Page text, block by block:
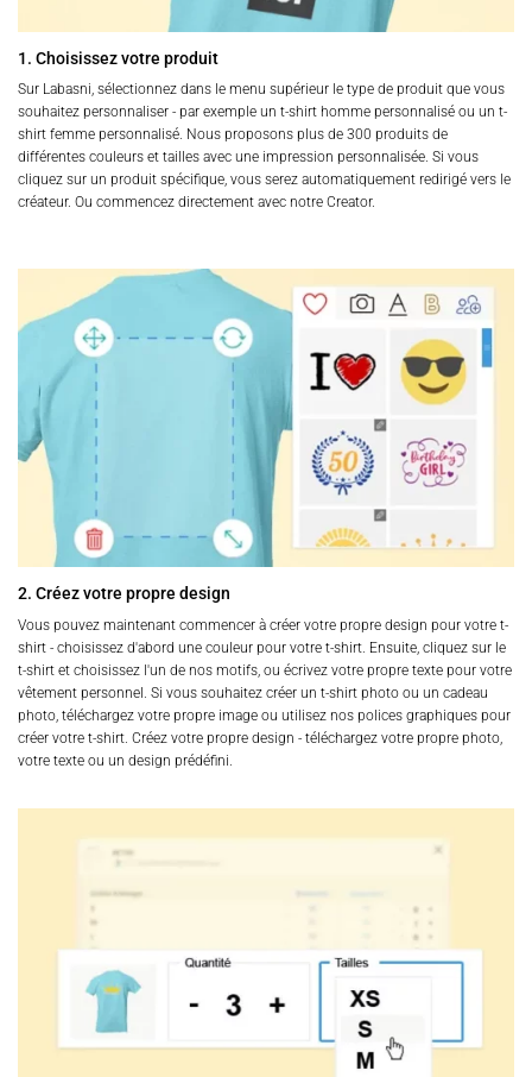
1. Choisissez votre produit
Sur Labasni, sélectionnez dans le menu supérieur le type de produit que vous
souhaitez personnaliser - par exemple un t-shirt homme personnalisé ou un t-
shirt femme personnalisé. Nous proposons plus de 300 produits de
différentes couleurs et tailles avec une impression personnalisée. Si vous
cliquez sur un produit spécifique, vous serez automatiquement redirigé vers le
créateur. Ou commencez directement avec notre Creator.
2. Créez votre propre design
Vous pouvez maintenant commencer à créer votre propre design pour votre t-
shirt - choisissez d'abord une couleur pour votre t-shirt. Ensuite, cliquez sur le
t-shirt et choisissez l'un de nos motifs, ou écrivez votre propre texte pour votre
vêtement personnel. Si vous souhaitez créer un t-shirt photo ou un cadeau
photo, téléchargez votre propre image ou utilisez nos polices graphiques pour
créer votre t-shirt. Créez votre propre design - téléchargez votre propre photo,
votre texte ou un design prédéfini.